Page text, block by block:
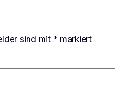
sind mit * markiert